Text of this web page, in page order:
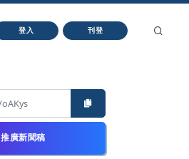
登入 刊登
推廣新聞稿